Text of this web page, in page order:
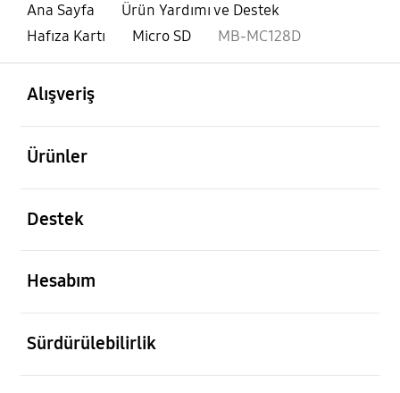
Ana Sayfa
Ürün Yardımı ve Destek
Hafıza Kartı
Micro SD MB-MC128D
Alışveriş
Ürünler
Destek
Hesabım
Sürdürülebilirlik